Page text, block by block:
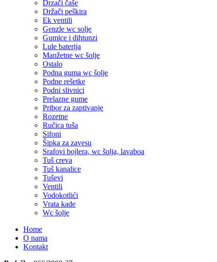
Drzači čaše
Držači peškira
Ek ventili
Genzle wc solje
Gumice i dihtunzi
Lule baterija
Manžetne wc šolje
Ostalo
Podna guma wc šolje
Podne rešetke
Podni slivnici
Prelazne gume
Pribor za zaptivanje
Rozetne
Ručica tuša
Sifoni
Šipka za zavesu
Srafovi bojlera, wc šolja, lavaboa
Tuš creva
Tuš kanalice
Tuševi
Ventili
Vodokotlići
Vrata kade
Wc šolje
Home
O nama
Kontakt